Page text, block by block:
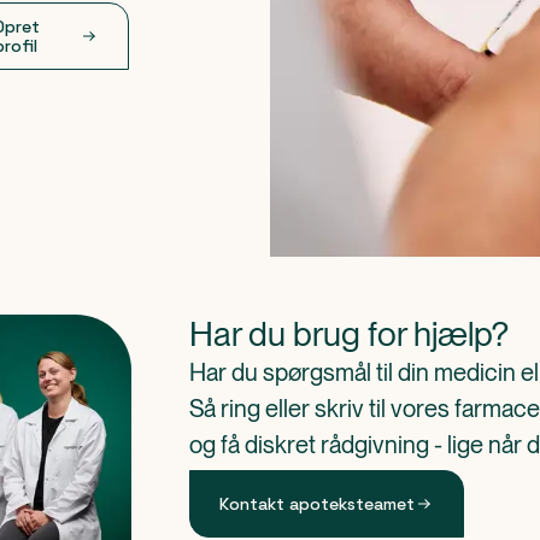
Har du brug for hjælp?
Har du spørgsmål til din medicin
Så ring eller skriv til vores
og få diskret rådgivning - lige når
Kontakt apoteksteamet